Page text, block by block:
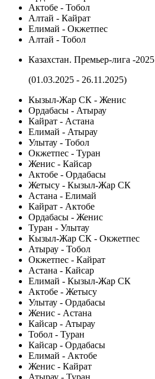
Актобе - Тобол
Алтай - Кайрат
Елимай - Окжетпес
Алтай - Тобол
Казахстан. Премьер-лига -2025
(01.03.2025 - 26.11.2025)
Кызыл-Жар СК - Женис
Ордабасы - Атырау
Кайрат - Астана
Елимай - Атырау
Улытау - Тобол
Окжетпес - Туран
Женис - Кайсар
Актобе - Ордабасы
Жетысу - Кызыл-Жар СК
Астана - Елимай
Кайрат - Актобе
Ордабасы - Женис
Туран - Улытау
Кызыл-Жар СК - Окжетпес
Атырау - Тобол
Окжетпес - Кайрат
Астана - Кайсар
Елимай - Кызыл-Жар СК
Актобе - Жетысу
Улытау - Ордабасы
Женис - Астана
Кайсар - Атырау
Тобол - Туран
Кайсар - Ордабасы
Елимай - Актобе
Женис - Кайрат